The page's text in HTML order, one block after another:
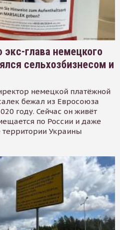
глава немецкого
сельхозбизнесом и
немецкой платёжной
бежал из Евросоюза
году. Сейчас он живёт
по России и даже
Украины